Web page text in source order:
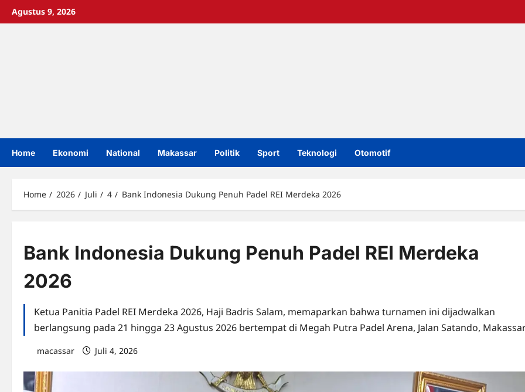
SkipAgustus 9, 2026
Home Ekonomi National Makassar Politik Sport Teknologi Otomotif
Home 2026 Juli 4 Bank Indonesia Dukung Penuh Padel REI Merdeka 2026
Bank Indonesia Dukung Penuh Padel REI Merdeka
2026
Ketua Panitia Padel REI Merdeka 2026, Haji Badris Salam, memaparkan bahwa turnamen ini dijadwalkan
berlangsung pada 21 hingga 23 Agustus 2026 bertempat di Megah Putra Padel Arena, Jalan Satando,
macassar Juli 4, 2026